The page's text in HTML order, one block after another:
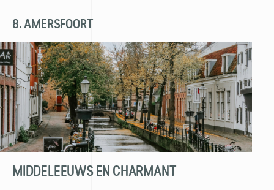
8. AMERSFOORT
MIDDELEEUWS EN CHARMANT